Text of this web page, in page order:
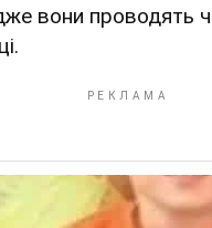
вони проводять